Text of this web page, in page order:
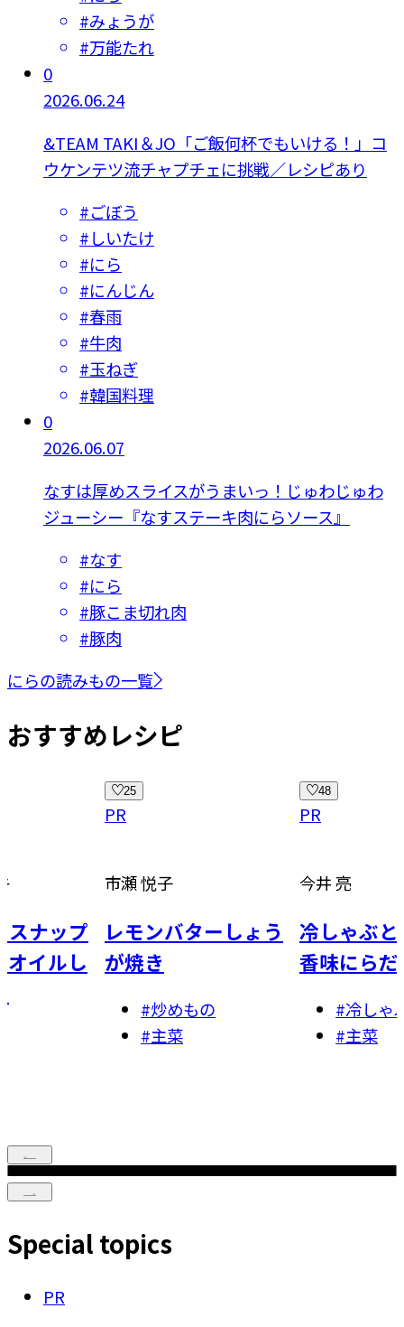
#みょうが
#万能たれ
0
2026.06.24
&TEAM TAKI＆JO「ご飯何杯でもいける！」コ
ウケンテツ流チャプチェに挑戦／レシピあり
#ごぼう
#しいたけ
#にら
#にんじん
#春雨
#牛肉
#玉ねぎ
#韓国料理
0
2026.06.07
なすは厚めスライスがうまいっ！じゅわじゅわ
ジューシー『なすステーキ肉にらソース』
#なす
#にら
#豚こま切れ肉
#豚肉
にらの読みもの一覧
おすすめレシピ
ターしょう
もの
今井 亮
冷しゃぶとトマトの
香味にらだれ
#冷しゃぶ
#主菜
八木 佳奈
生春巻
まおう
#和
#ス
Special topics
PR